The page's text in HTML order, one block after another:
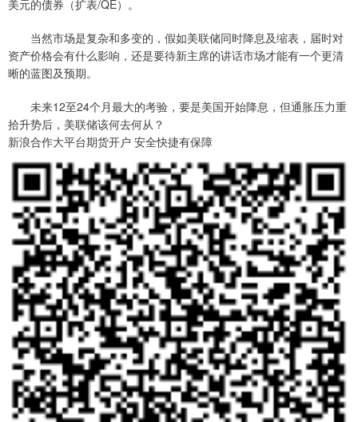
美元的债券（扩表/QE）。
当然市场是复杂和多变的，假如美联储同时降息及缩表，届时对
资产价格会有什么影响，还是要待新主席的讲话市场才能有一个更清
晰的蓝图及预期。
未来12至24个月最大的考验，要是美国开始降息，但通胀压力重
拾升势后，美联储该何去何从？
新浪合作大平台期货开户 安全快捷有保障